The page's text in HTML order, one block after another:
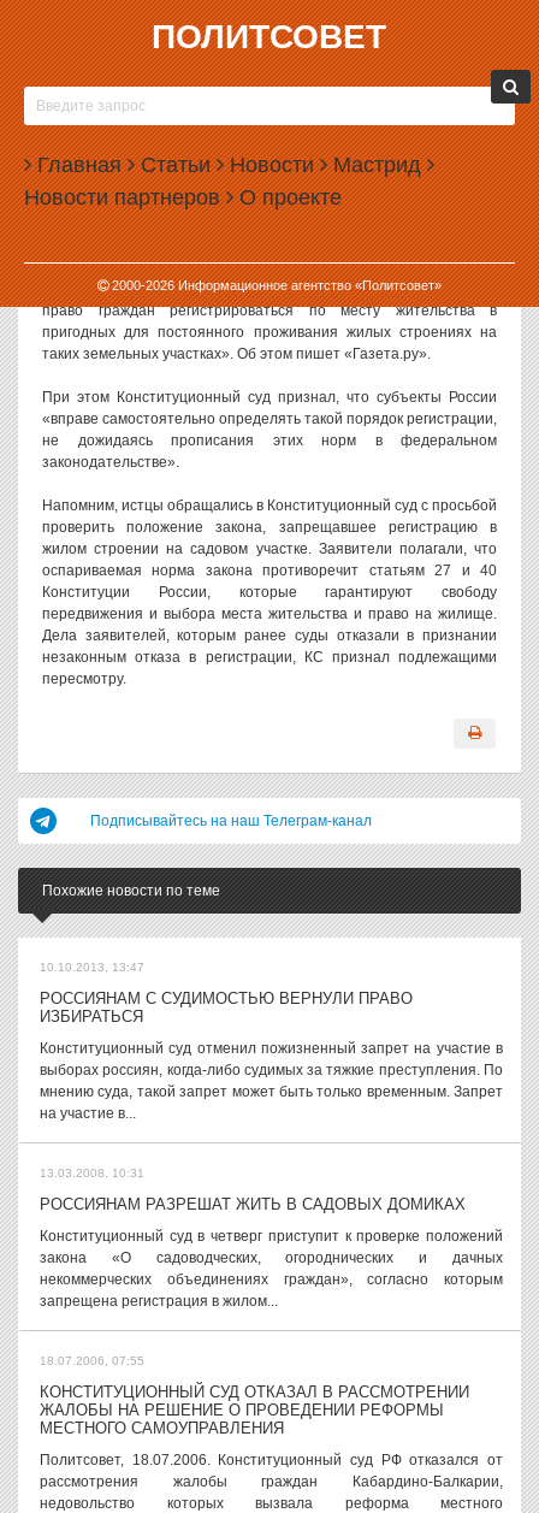
ПОЛИТСОВЕТ
Главная Статьи Новости Мастрид
Новости партнеров О проекте
2000-2026Информационное агентство «Политсовет»
14.04.2008, 12:39
ВЛАСТЬ ОКОНЧАТЕЛЬНО ПРИЗНАЛА
САДОВЫЕ ДОМИКИ
Конституционный суд России признал противоречащим
Конституции запрет на регистрацию граждан в дачных домах.
Тем самым суд удовлетворил жалобы семи граждан, признав «не
соответствующим Конституции России абзац 2 статьи закона «О
садоводческих, огороднических и дачных некоммерческих
объединениях граждан» в той части, в которой он ограничивает
право граждан регистрироваться по месту жительства в
пригодных для постоянного проживания жилых строениях на
таких земельных участках». Об этом пишет «Газета.ру».
При этом Конституционный суд признал, что субъекты России
«вправе самостоятельно определять такой порядок регистрации,
не дожидаясь прописания этих норм в федеральном
законодательстве».
Напомним, истцы обращались в Конституционный суд с просьбой
проверить положение закона, запрещавшее регистрацию в
жилом строении на садовом участке. Заявители полагали, что
оспариваемая норма закона противоречит статьям 27 и 40
Конституции России, которые гарантируют свободу
передвижения и выбора места жительства и право на жилище.
Дела заявителей, которым ранее суды отказали в признании
незаконным отказа в регистрации, КС признал подлежащими
пересмотру.
Подписывайтесь на наш Телеграм-канал
Похожие новости по теме
10.10.2013, 13:47
РОССИЯНАМ С СУДИМОСТЬЮ ВЕРНУЛИ ПРАВО
ИЗБИРАТЬСЯ
Конституционный суд отменил пожизненный запрет на участие в
выборах россиян, когда-либо судимых за тяжкие преступления. По
мнению суда, такой запрет может быть только временным. Запрет
на участие в...
13.03.2008, 10:31
РОССИЯНАМ РАЗРЕШАТ ЖИТЬ В САДОВЫХ ДОМИКАХ
Конституционный суд в четверг приступит к проверке положений
закона «О садоводческих, огороднических и дачных
некоммерческих объединениях граждан», согласно которым
запрещена регистрация в жилом...
18.07.2006, 07:55
КОНСТИТУЦИОННЫЙ СУД ОТКАЗАЛ В РАССМОТРЕНИИ
ЖАЛОБЫ НА РЕШЕНИЕ О ПРОВЕДЕНИИ РЕФОРМЫ
МЕСТНОГО САМОУПРАВЛЕНИЯ
Политсовет, 18.07.2006. Конституционный суд РФ отказался от
рассмотрения жалобы граждан Кабардино-Балкарии,
недовольство которых вызвала реформа местного